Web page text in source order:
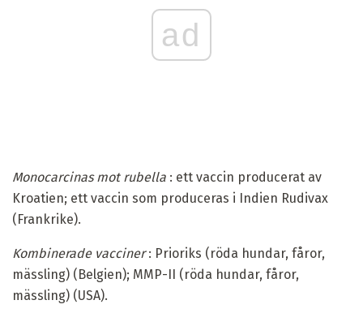
ad
Monocarcinas mot rubella : ett vaccin producerat av
Kroatien; ett vaccin som produceras i Indien Rudivax
(Frankrike).
Kombinerade vacciner: Prioriks (röda hundar, fåror,
mässling) (Belgien); MMP-II (röda hundar, fåror,
mässling) (USA).